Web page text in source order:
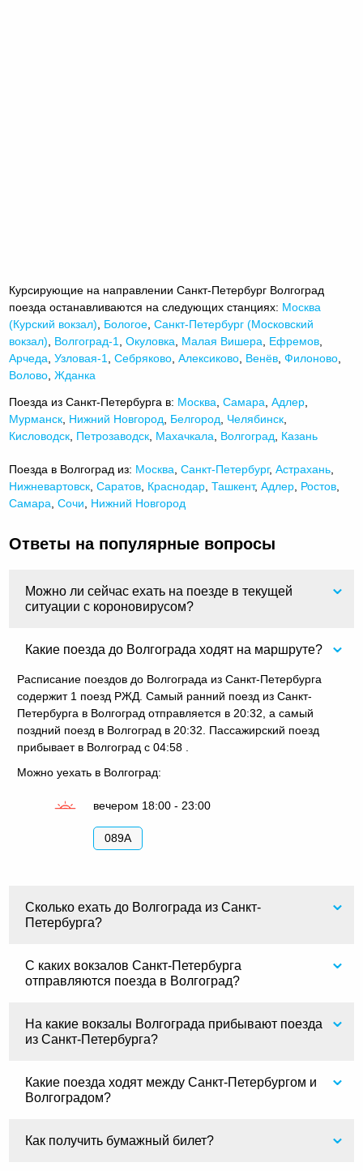
Курсирующие на направлении Санкт-Петербург Волгоград
поезда останавливаются на следующих станциях: Москва
(Курский вокзал)
Бологое ,Санкт-Петербург (Московский
вокзал)
Волгоград-1 ,Окуловка Малая Вишера Ефремов
Арчеда ,Узловая-1 ,Себряково ,Алексиково Венёв ,Филоново
Волово ,Жданка
Поезда из Санкт-Петербурга в: Москва ,Самара ,Адлер
Мурманск Нижний Новгород Белгород Челябинск
Кисловодск Петрозаводск Махачкала Волгоград Казань
Поезда в Волгоград из: Москва ,Санкт-Петербург,Астрахань
Нижневартовск ,Саратов Краснодар ,Ташкент,Адлер Ростов
Самара ,Сочи Нижний Новгород
Ответы на популярные вопросы
Можно ли сейчас ехать на поезде в текущей
ситуации с короновирусом?
Какие поезда до Волгограда ходят на маршруте?
Расписание поездов до Волгограда из Санкт-Петербурга
содержит 1 поезд РЖД. Самый ранний поезд из Санкт-
Петербурга в Волгоград отправляется в 20:32, а самый
поздний поезд в Волгоград в 20:32. Пассажирский поезд
прибывает в Волгоград с 04:58 .
Можно уехать в Волгоград:
вечером 18:00 - 23:00
089А
Сколько ехать до Волгограда из Санкт-
Петербурга?
С каких вокзалов Санкт-Петербурга
отправляются поезда в Волгоград?
На какие вокзалы Волгограда прибывают поезда
из Санкт-Петербурга?
Какие поезда ходят между Санкт-Петербургом и
Волгоградом?
Как получить бумажный билет?